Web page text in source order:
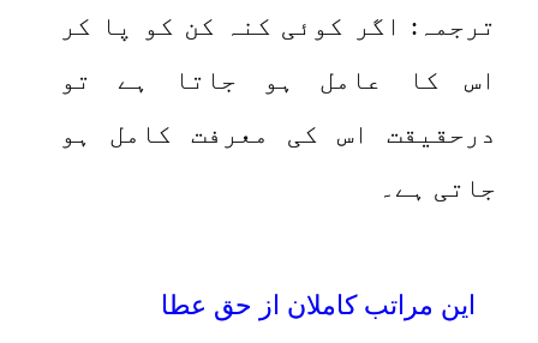
ترجمہ: اگر کوئی کنہ کن کو پا کر
اس کا عامل ہو جاتا ہے تو
درحقیقت اس کی معرفت کامل ہو
جاتی ہے۔
این مراتب کاملان از حق عطا